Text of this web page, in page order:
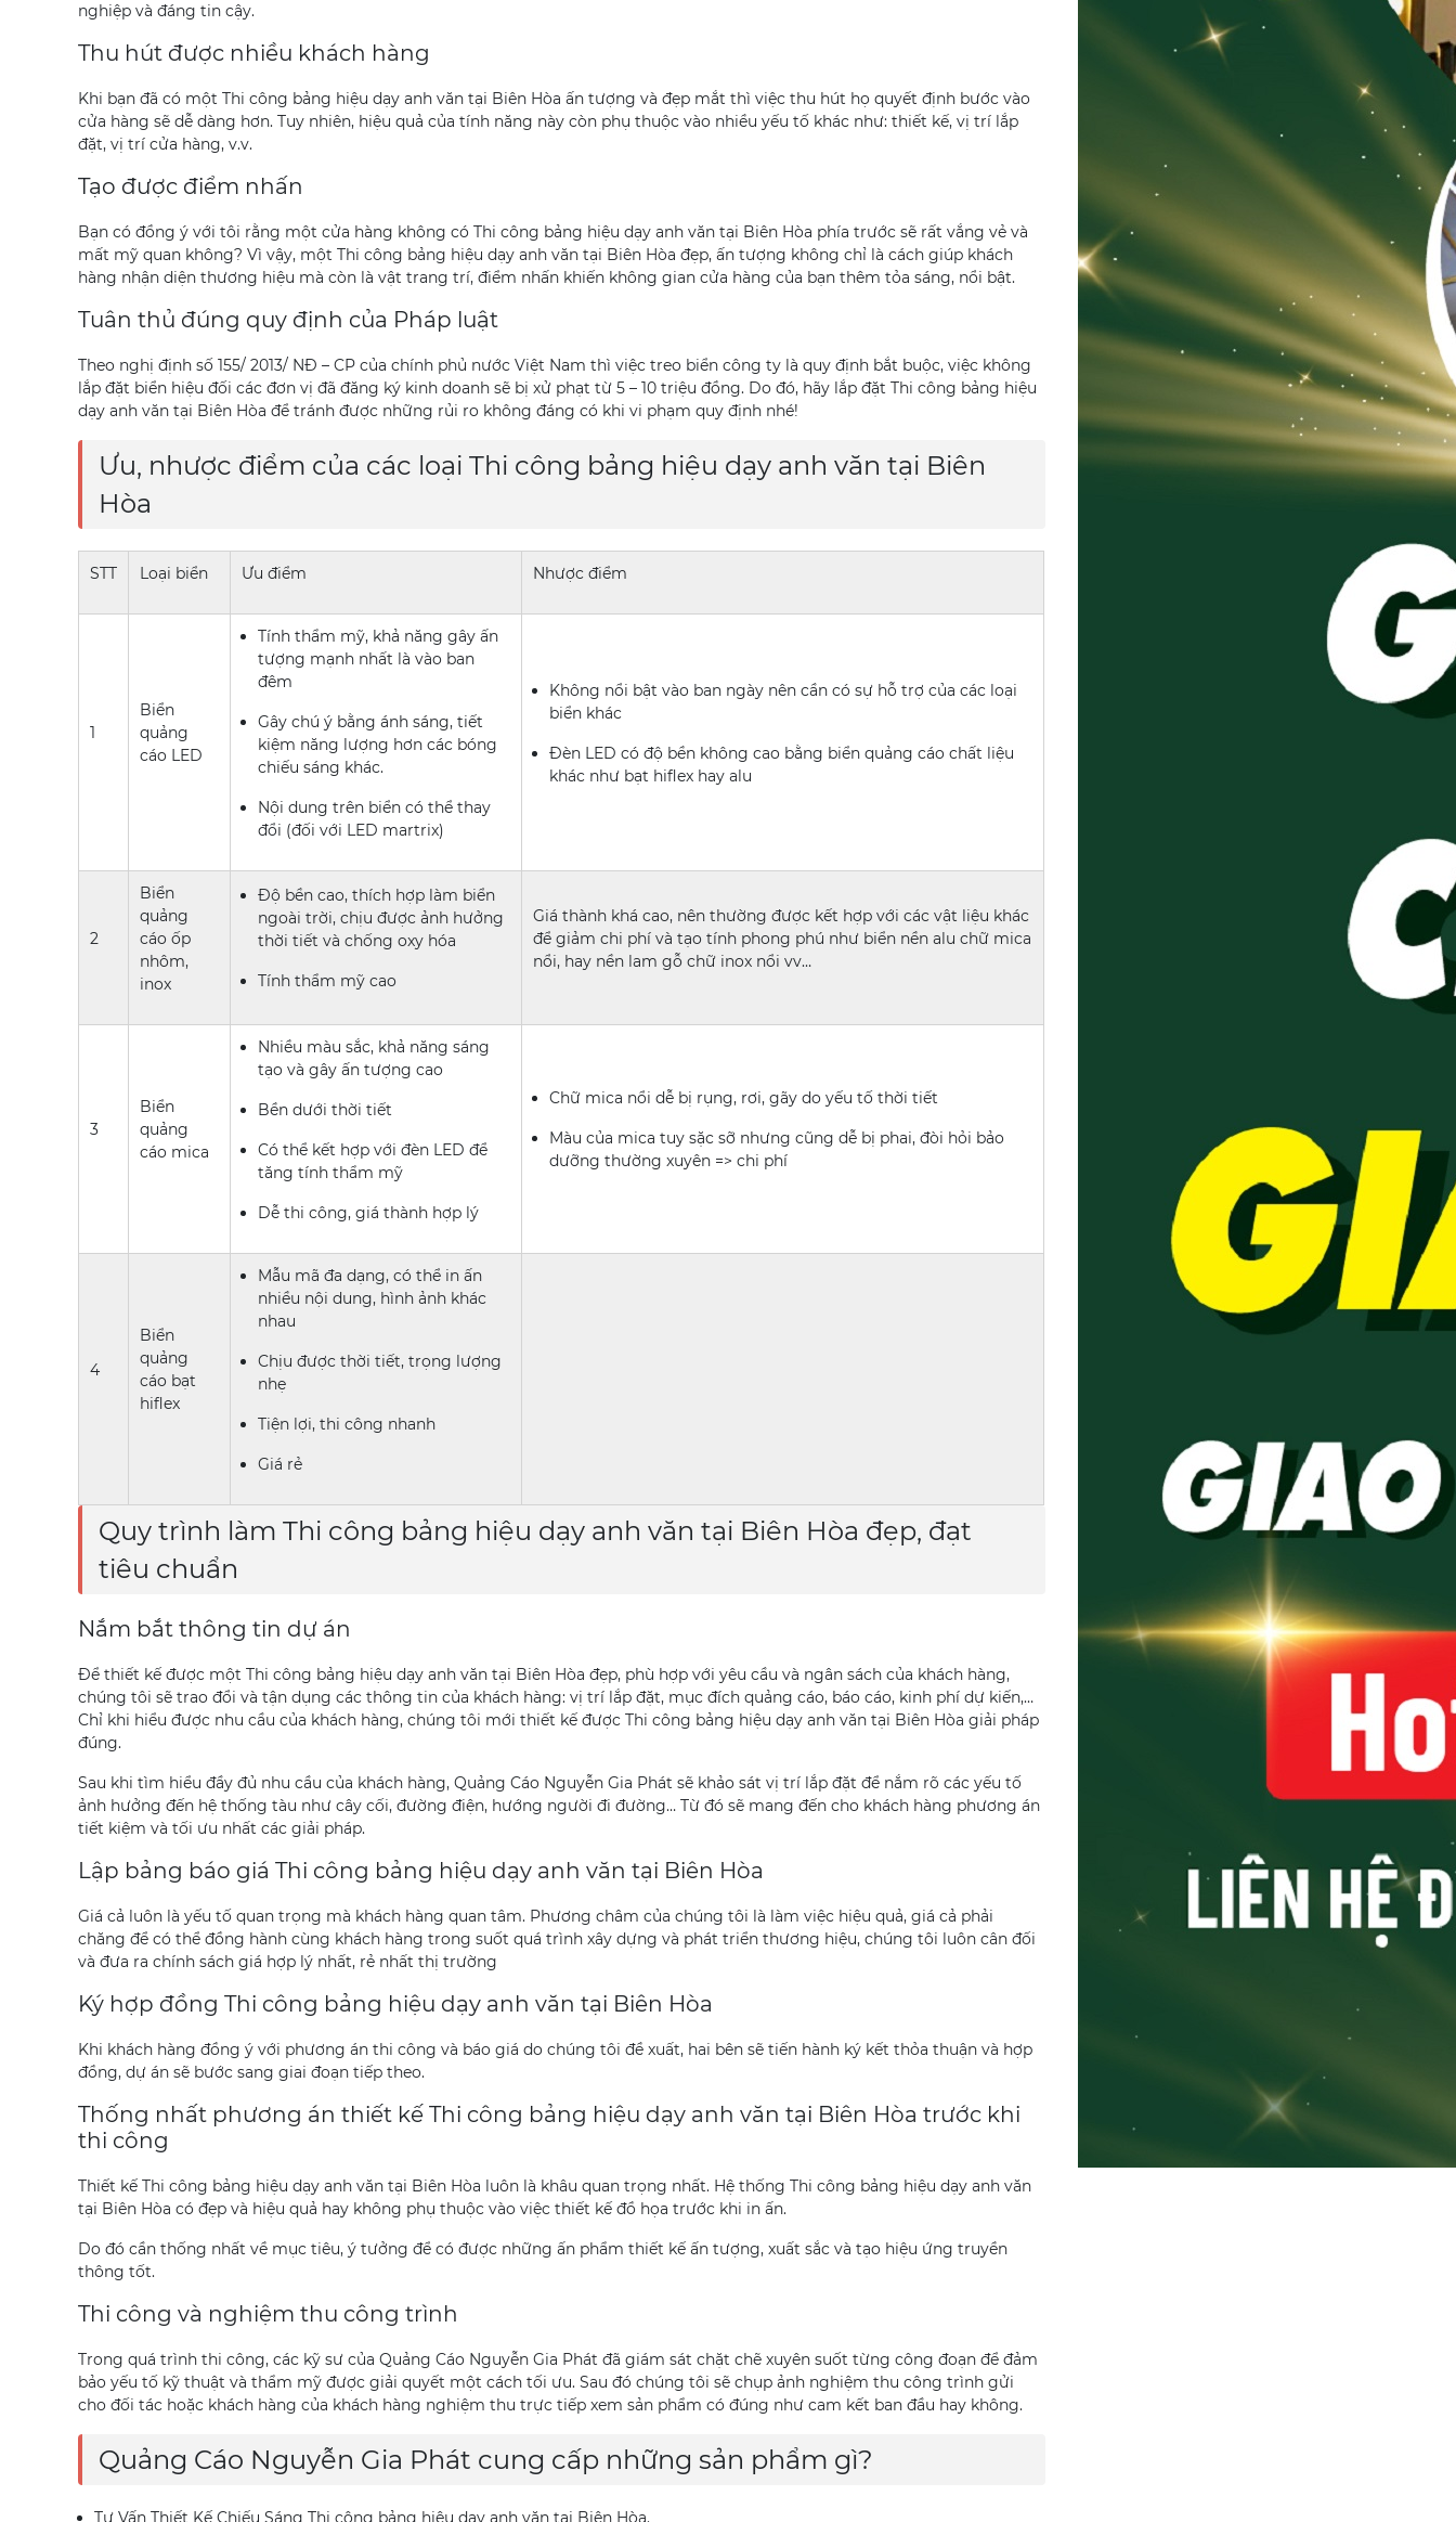
nghiệp và đáng tin cậy.
Thu hút được nhiều khách hàng
Khi bạn đã có một Thi công bảng hiệu dạy anh văn tại Biên Hòa ấn tượng và đẹp mắt thì việc thu hút họ quyết định bước vào
cửa hàng sẽ dễ dàng hơn. Tuy nhiên, hiệu quả của tính năng này còn phụ thuộc vào nhiều yếu tố khác như: thiết kế, vị trí lắp
đặt, vị trí cửa hàng, v.v.
Tạo được điểm nhấn
Bạn có đồng ý với tôi rằng một cửa hàng không có Thi công bảng hiệu dạy anh văn tại Biên Hòa phía trước sẽ rất vắng vẻ và
mất mỹ quan không? Vì vậy, một Thi công bảng hiệu dạy anh văn tại Biên Hòa đẹp, ấn tượng không chỉ là cách giúp khách
hàng nhận diện thương hiệu mà còn là vật trang trí, điểm nhấn khiến không gian cửa hàng của bạn thêm tỏa sáng, nổi bật.
Tuân thủ đúng quy định của Pháp luật
Theo nghị định số 155/ 2013/ NĐ – CP của chính phủ nước Việt Nam thì việc treo biển công ty là quy định bắt buộc, việc không
lắp đặt biển hiệu đối các đơn vị đã đăng ký kinh doanh sẽ bị xử phạt từ 5 – 10 triệu đồng. Do đó, hãy lắp đặt Thi công bảng hiệu
dạy anh văn tại Biên Hòa để tránh được những rủi ro không đáng có khi vi phạm quy định nhé!
Ưu, nhược điểm của các loại Thi công bảng hiệu dạy anh văn tại Biên
Hòa
STT Loại biển Ưu điểm Nhược điểm
1
Biển
quảng
cáo LED
Tính thẩm mỹ, khả năng gây ấn
tượng mạnh nhất là vào ban
đêm
Gây chú ý bằng ánh sáng, tiết
kiệm năng lượng hơn các bóng
chiếu sáng khác.
Nội dung trên biển có thể thay
đổi (đối với LED martrix)
Không nổi bật vào ban ngày nên cần có sự hỗ trợ của các loại
biển khác
Đèn LED có độ bền không cao bằng biển quảng cáo chất liệu
khác như bạt hiflex hay alu
2
Biển
quảng
cáo ốp
nhôm,
inox
Độ bền cao, thích hợp làm biển
ngoài trời, chịu được ảnh hưởng
thời tiết và chống oxy hóa
Tính thẩm mỹ cao
Giá thành khá cao, nên thường được kết hợp với các vật liệu khác
để giảm chi phí và tạo tính phong phú như biển nền alu chữ mica
nổi, hay nền lam gỗ chữ inox nổi vv…
3
Biển
quảng
cáo mica
Nhiều màu sắc, khả năng sáng
tạo và gây ấn tượng cao
Bền dưới thời tiết
Có thể kết hợp với đèn LED để
tăng tính thẩm mỹ
Dễ thi công, giá thành hợp lý
Chữ mica nổi dễ bị rụng, rơi, gãy do yếu tố thời tiết
Màu của mica tuy sặc sỡ nhưng cũng dễ bị phai, đòi hỏi bảo
dưỡng thường xuyên => chi phí
4
Biển
quảng
cáo bạt
hiflex
Mẫu mã đa dạng, có thể in ấn
nhiều nội dung, hình ảnh khác
nhau
Chịu được thời tiết, trọng lượng
nhẹ
Tiện lợi, thi công nhanh
Giá rẻ
Quy trình làm Thi công bảng hiệu dạy anh văn tại Biên Hòa đẹp, đạt
tiêu chuẩn
Nắm bắt thông tin dự án
Để thiết kế được một Thi công bảng hiệu dạy anh văn tại Biên Hòa đẹp, phù hợp với yêu cầu và ngân sách của khách hàng,
chúng tôi sẽ trao đổi và tận dụng các thông tin của khách hàng: vị trí lắp đặt, mục đích quảng cáo, báo cáo, kinh phí dự kiến,…
Chỉ khi hiểu được nhu cầu của khách hàng, chúng tôi mới thiết kế được Thi công bảng hiệu dạy anh văn tại Biên Hòa giải pháp
đúng.
Sau khi tìm hiểu đầy đủ nhu cầu của khách hàng, Quảng Cáo Nguyễn Gia Phát sẽ khảo sát vị trí lắp đặt để nắm rõ các yếu tố
ảnh hưởng đến hệ thống tàu như cây cối, đường điện, hướng người đi đường… Từ đó sẽ mang đến cho khách hàng phương án
tiết kiệm và tối ưu nhất các giải pháp.
Lập bảng báo giá Thi công bảng hiệu dạy anh văn tại Biên Hòa
Giá cả luôn là yếu tố quan trọng mà khách hàng quan tâm. Phương châm của chúng tôi là làm việc hiệu quả, giá cả phải
chăng để có thể đồng hành cùng khách hàng trong suốt quá trình xây dựng và phát triển thương hiệu, chúng tôi luôn cân đối
và đưa ra chính sách giá hợp lý nhất, rẻ nhất thị trường
Ký hợp đồng Thi công bảng hiệu dạy anh văn tại Biên Hòa
Khi khách hàng đồng ý với phương án thi công và báo giá do chúng tôi đề xuất, hai bên sẽ tiến hành ký kết thỏa thuận và hợp
đồng, dự án sẽ bước sang giai đoạn tiếp theo.
Thống nhất phương án thiết kế Thi công bảng hiệu dạy anh văn tại Biên Hòa trước khi
thi công
Thiết kế Thi công bảng hiệu dạy anh văn tại Biên Hòa luôn là khâu quan trọng nhất. Hệ thống Thi công bảng hiệu dạy anh văn
tại Biên Hòa có đẹp và hiệu quả hay không phụ thuộc vào việc thiết kế đồ họa trước khi in ấn.
Do đó cần thống nhất về mục tiêu, ý tưởng để có được những ấn phẩm thiết kế ấn tượng, xuất sắc và tạo hiệu ứng truyền
thông tốt.
Thi công và nghiệm thu công trình
Trong quá trình thi công, các kỹ sư của Quảng Cáo Nguyễn Gia Phát đã giám sát chặt chẽ xuyên suốt từng công đoạn để đảm
bảo yếu tố kỹ thuật và thẩm mỹ được giải quyết một cách tối ưu. Sau đó chúng tôi sẽ chụp ảnh nghiệm thu công trình gửi
cho đối tác hoặc khách hàng của khách hàng nghiệm thu trực tiếp xem sản phẩm có đúng như cam kết ban đầu hay không.
Quảng Cáo Nguyễn Gia Phát cung cấp những sản phẩm gì?
Tư Vấn Thiết Kế Chiếu Sáng Thi công bảng hiệu dạy anh văn tại Biên Hòa.